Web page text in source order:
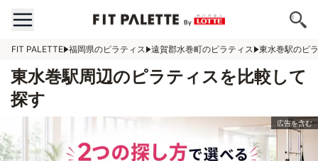
FIT PALETTE 福岡県のピラティス 遠賀郡水巻町のピラティス 東水巻駅のピ
東水巻駅周辺のピラティスを比較して
探す